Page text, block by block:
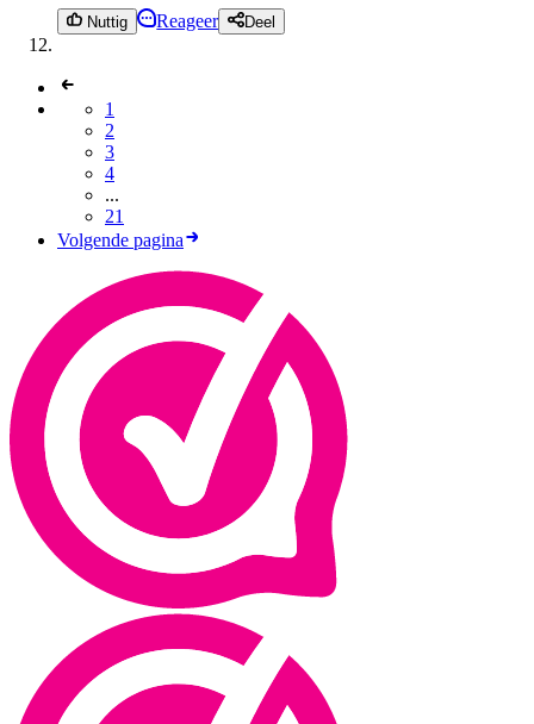
Nuttig Reageer Deel
1
2
3
4
...
21
Volgende pagina